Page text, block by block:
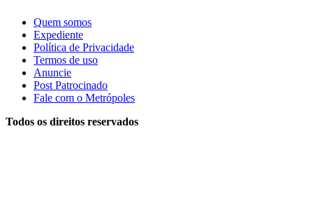
Quem somos
Expediente
Política de Privacidade
Termos de uso
Anuncie
Post Patrocinado
Fale com o Metrópoles
Todos os direitos reservados